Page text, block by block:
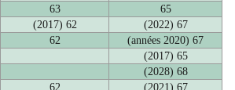
63
65
(2017) 62
(2022) 67
62
(années 2020) 67
(2017) 65
(2028) 68
62
(2021) 67